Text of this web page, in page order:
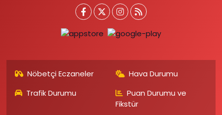
Nöbetçi Eczaneler
Hava Durumu
Trafik Durumu
Puan Durumu ve
Fikstür